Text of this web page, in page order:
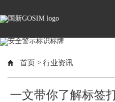
首页 > 行业资讯
一文带你了解标签